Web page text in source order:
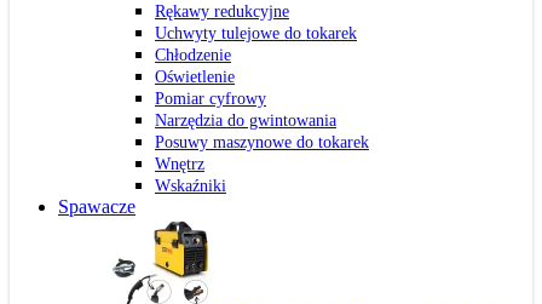
Rękawy redukcyjne
Uchwyty tulejowe do tokarek
Chłodzenie
Oświetlenie
Pomiar cyfrowy
Narzędzia do gwintowania
Posuwy maszynowe do tokarek
Wnętrz
Wskaźniki
Spawacze